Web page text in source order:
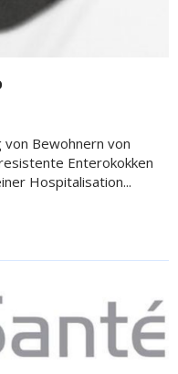
Bewohnern von
Enterokokken
Hospitalisation...